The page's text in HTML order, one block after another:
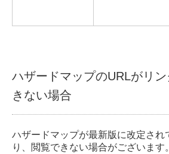
ハザードマップのURLがリ
きない場合
ハザードマップが最新版に改定され
り、閲覧できない場合がございます